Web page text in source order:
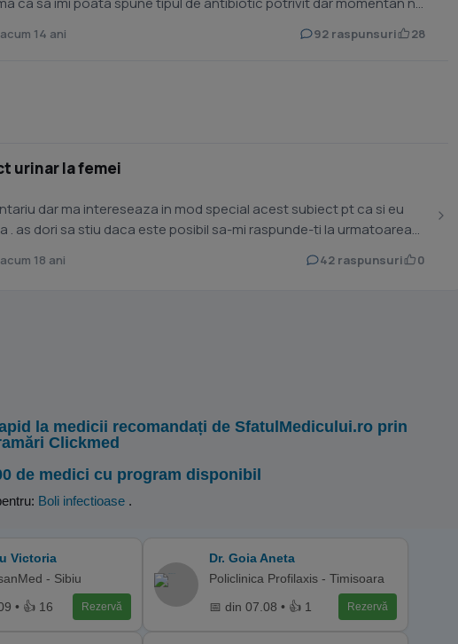
14 ani 92 raspunsuri 28
urinar la femei
dar ma intereseaza in mod special acest subiect pt ca si eu
. as dori sa stiu daca este posibil sa-mi raspunde-ti la urmatoarea
18 ani 42 raspunsuri 0
la medicii recomandați de SfatulMedicului.ro prin
Clickmed
de medici cu program disponibil
Boli infectioase .
Victoria
- Sibiu
• 👍 16
Rezervă
Dr. Goia Aneta
Policlinica Profilaxis - Timisoara
📅 din 07.08 • 👍 1
Rezervă